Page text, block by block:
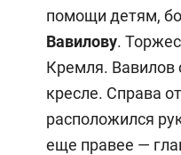
помощи детям,
Вавилову.
Кремля. Вавилов
кресле. Справа
расположился
еще правее —